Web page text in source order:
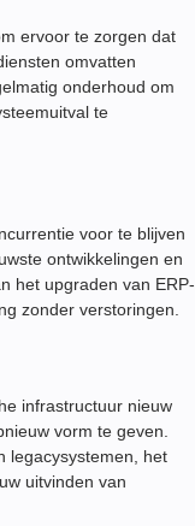
ervoor te zorgen dat
omvatten
onderhoud om
te
voor te blijven
ontwikkelingen en
het upgraden van ERP-
zonder verstoringen.
infrastructuur nieuw
vorm te geven.
legacysystemen, het
uitvinden van